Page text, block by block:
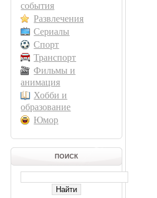
события
Развлечения
Сериалы
Спорт
Транспорт
Фильмы и
анимация
Хобби и
образование
Юмор
ПОИСК